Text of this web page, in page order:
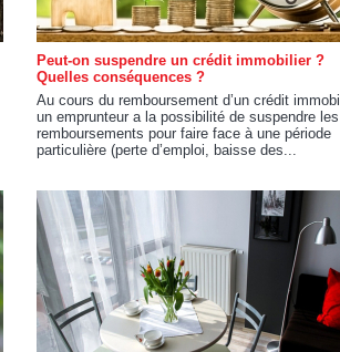
Peut-on suspendre un crédit immobilier ?
Quelles conséquences ?
Au cours du remboursement d’un crédit
un emprunteur a la possibilité de suspendre les
remboursements pour faire face à une période
particulière (perte d’emploi, baisse des...